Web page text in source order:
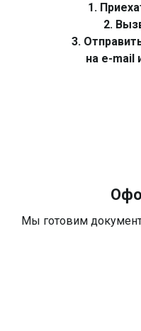
1.
2.
3.
на e-mail
Мы готовим